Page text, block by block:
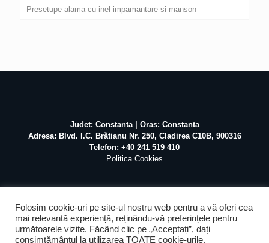
Presetupe alama cu inel impamantare si manson
Judet: Constanta | Oras: Constanta
Adresa: Blvd. I.C. Brătianu Nr. 250, Cladirea C10B, 900316
Telefon: +40 241 519 410
Politica Cookies
©2026 Atex Marine / Realizat de Pascal Mihai SEO &
Folosim cookie-uri pe site-ul nostru web pentru a vă oferi cea
mai relevantă experiență, reținându-vă preferințele pentru
următoarele vizite. Făcând clic pe „Acceptați”, dați
consimțământul la utilizarea TOATE cookie-urile.